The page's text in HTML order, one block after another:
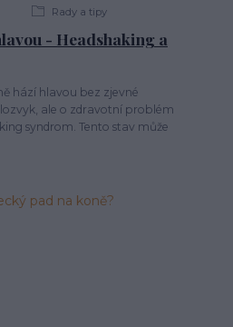
Rady a tipy
- Headshaking a
hází hlavou bez zjevné
ale o zdravotní problém
syndrom. Tento stav může